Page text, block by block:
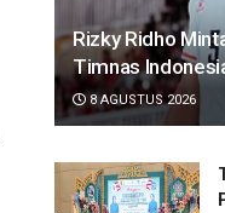
Rizky Ridho
Timnas
8 AGUSTUS 2026